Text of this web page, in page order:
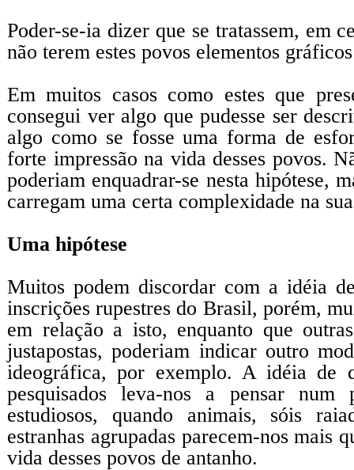
Poder-se-ia dizer que se tratassem, em
não terem estes povos elementos
Em muitos casos como estes que
consegui ver algo que pudesse ser
algo como se fosse uma forma de
forte impressão na vida desses povos.
poderiam enquadrar-se nesta hipótese,
carregam uma certa complexidade na
Uma hipótese
Muitos podem discordar com a idéia
inscrições rupestres do Brasil, porém,
em relação a isto, enquanto que
justapostas, poderiam indicar outro
ideográfica, por exemplo. A idéia de
pesquisados leva-nos a pensar
estudiosos, quando animais, sóis
estranhas agrupadas parecem-nos mais
vida desses povos de antanho.